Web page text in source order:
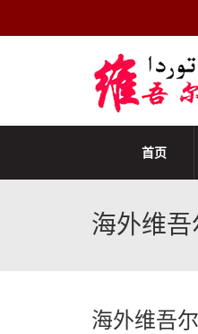
首页
海外维吾
海外维吾